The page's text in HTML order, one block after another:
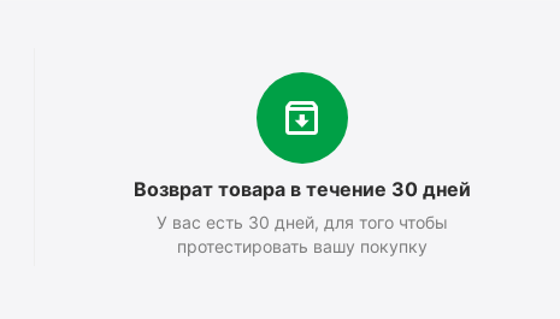
Возврат товара в течение 30 дней
У вас есть 30 дней, для того чтобы
протестировать вашу покупку